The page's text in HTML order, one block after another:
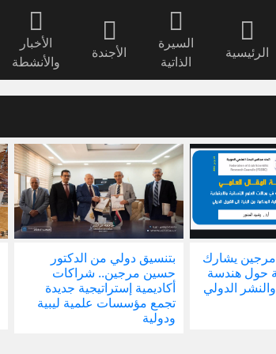
الرئيسية
السيرة
الذاتية
الأجندة
الأخبار
والأنشطة
مرجين يشارك
حول هندسة
الدولي
بتنسيق دولي من الدكتور
حسين مرجين.. شراكات
أكاديمية إستراتيجية جديدة
تجمع مؤسسات علمية ليبية
ودولية